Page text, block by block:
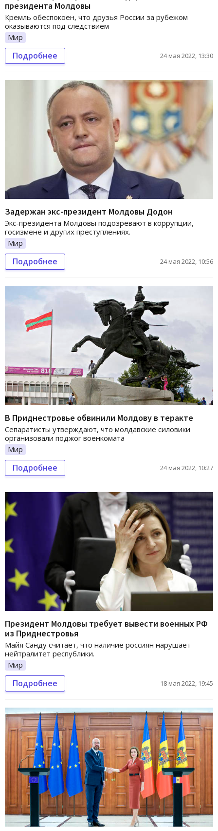
президента Молдовы
Кремль обеспокоен, что друзья России за рубежом
оказываются под следствием
Мир
Подробнее 24 мая 2022, 13:30
Задержан экс-президент Молдовы Додон
Экс-президента Молдовы подозревают в коррупции,
госизмене и других преступлениях.
Мир
Подробнее 24 мая 2022, 10:56
В Приднестровье обвинили Молдову в теракте
Сепаратисты утверждают, что молдавские силовики
организовали поджог военкомата
Мир
Подробнее 24 мая 2022, 10:27
Президент Молдовы требует вывести военных РФ
из Приднестровья
Майя Санду считает, что наличие россиян нарушает
нейтралитет республики.
Мир
Подробнее 18 мая 2022, 19:45